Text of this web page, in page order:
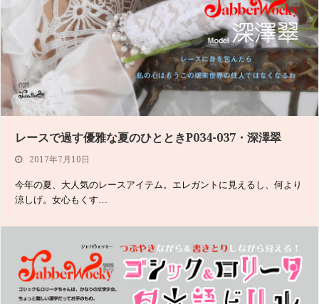
レースで過す優雅な夏のひとときP034-037・深澤翠
2017年7月10日
今年の夏、大人気のレースアイテム。エレガントに見えるし、何より
涼しげ。女心もくす…